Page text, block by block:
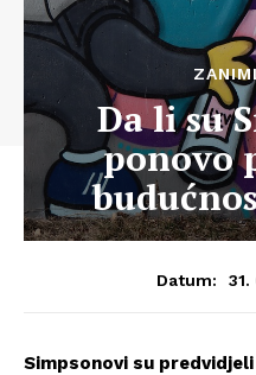
Da li su
ponovo
Datum:
Simpsonovi su